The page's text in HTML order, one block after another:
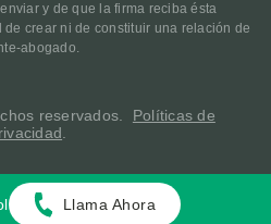
y de que la firma reciba ésta
crear ni de constituir una relación de
abogado.
reservados. Políticas de
Llama Ahora